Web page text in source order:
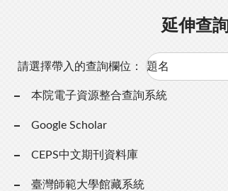
延伸查詢
請選擇帶入的查詢欄位：
本院電子資源整合查詢系統
Google Scholar
CEPS中文期刊資料庫
臺灣師範大學館藏系統